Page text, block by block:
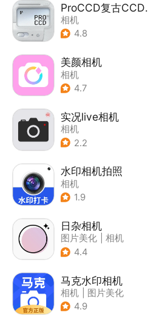
相机
4.8
美颜相机
相机
4.7
实况live相机
相机
2.2
水印相机拍照
相机
1.9
日杂相机
图片美化
相机
| 拼图/美化
4.4
马克水印相机
相机
图片美化
4.9